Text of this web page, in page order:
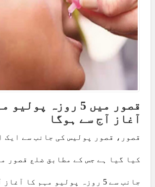
قصور میں 5 روزہ
آغاز آج سے ہوگا
قصور، قصور پولیس کی جانب سے ایک
کیا گیا ہے جس کے مطابق ضلع قصور
جانب سے 5 روزہ پولیو مہم کا